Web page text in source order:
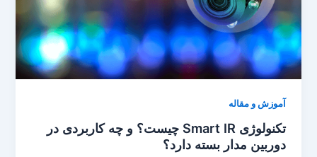
آموزش و مقاله
تکنولوژی Smart IR چیست؟ و چه کاربردی در
دوربین مدار بسته دارد؟